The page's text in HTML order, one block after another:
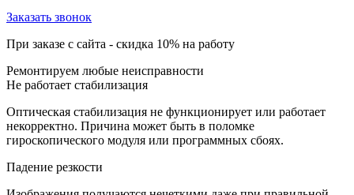
Заказать звонок
При заказе с сайта - скидка 10% на работу
Ремонтируем любые неисправности
Не работает стабилизация
Оптическая стабилизация не функционирует или работает
некорректно. Причина может быть в поломке
гироскопического модуля или программных сбоях.
Падение резкости